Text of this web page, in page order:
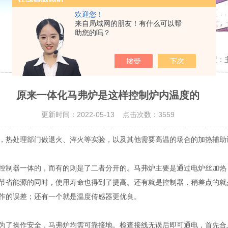
欢迎您！
来自局域网的朋友！有什么可以帮
助您的吗？
当前位置：
原来一体化马弗炉是这样控制炉内温度的
更新时间：2022-05-13 点击次数：3559
热处理部门做退火、淬火等实验，以及其他需要高温的场合的加热辅
制器一体的，而有的则是了二者分开的。马弗炉主要是通过电炉丝加
能源的同时，使用寿命也得到了提高。还有就是控制器，稍差点的
误差；还有一个就是温度传感器更优良。
了操作安全，马弗炉均需可靠接地。检查接线无误后即可通电，首先